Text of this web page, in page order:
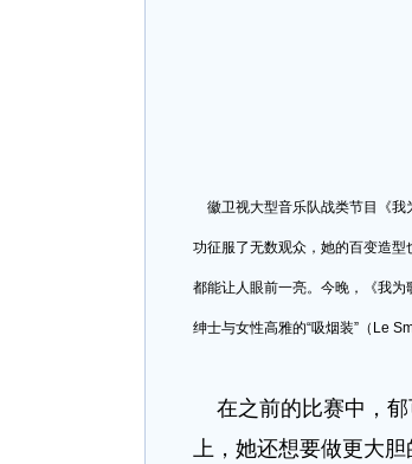
徽卫视大型音乐队战类节目《我
功征服了无数观众，她的百变造型
都能让人眼前一亮。今晚，《我
绅士与女性高雅的“吸烟装”（Le
在之前的比赛中，郁
上，她还想要做更大